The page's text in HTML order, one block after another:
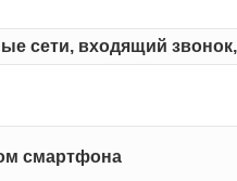
сети, входящий
смартфона